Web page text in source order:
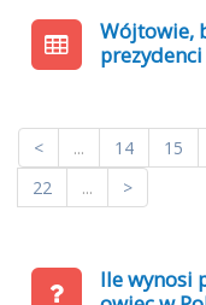
Wójtowie,
prezydenci
< ... 14 15
22
... >
Ile wynosi